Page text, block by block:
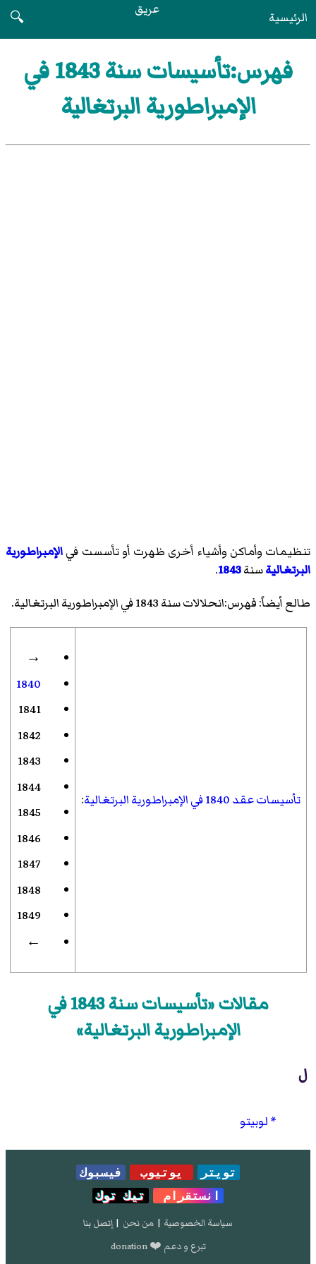
الرئيسية عريق
🔍
فهرس:تأسيسات سنة 1843 في
الإمبراطورية البرتغالية
تنظيمات وأماكن وأشياء أخرى ظهرت أو تأسست فيالإمبراطورية
البرتغاليةسنة1843
.
طالع أيضاً:فهرس:انحلالات سنة 1843 في الإمبراطورية البرتغالية .
تأسيسات عقد 1840 في الإمبراطورية البرتغالية :
→
1840
1841
1842
1843
1844
1845
1846
1847
1848
1849
←
مقالات «تأسيسات سنة 1843 في
الإمبراطورية البرتغالية»
ل
لوبيتو
تويتر يوتيوب
فيسبوك
انستقرام
تيك توك
سياسة الخصوصية | من نحن | إتصل بنا
تبرع و دعم ❤️ donation